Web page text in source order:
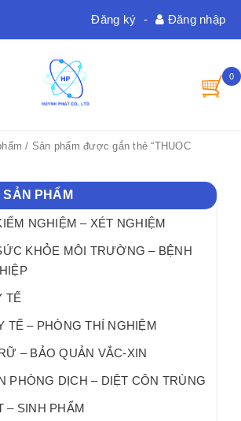
Đăng nhập
-
Đăng ký
0
/ Sản phẩm được gắn thẻ “THUOC
SẢN PHẨM
NGHIỆM – XÉT NGHIỆM
KHỎE MÔI TRƯỜNG – BỆNH
TẾ
TẾ – PHÒNG THÍ NGHIỆM
– BẢO QUẢN VẮC-XIN
PHÒNG DỊCH – DIỆT CÔN TRÙNG
– SINH PHẨM